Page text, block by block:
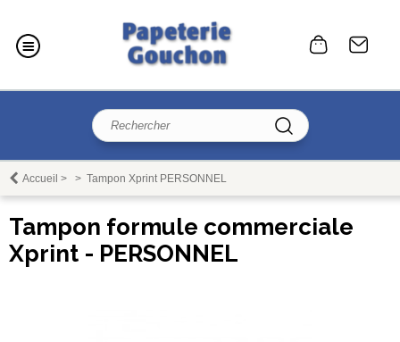
Accueil > > Tampon Xprint PERSONNEL
Tampon formule commerciale
Xprint - PERSONNEL